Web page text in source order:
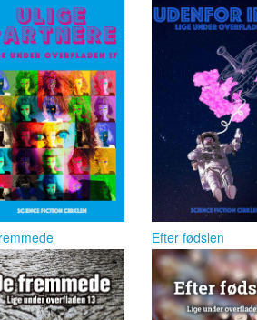
Efter fødslen